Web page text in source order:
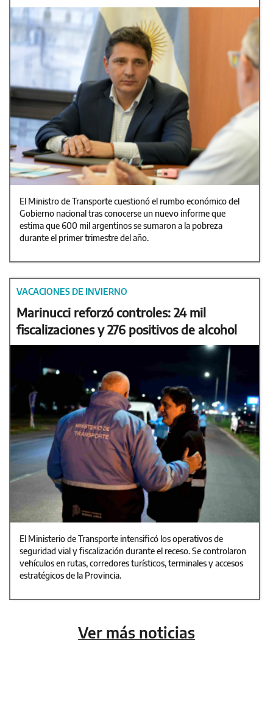
El Ministro de Transporte cuestionó el rumbo económico del
Gobierno nacional tras conocerse un nuevo informe que
estima que 600 mil argentinos se sumaron a la pobreza
durante el primer trimestre del año.
VACACIONES DE INVIERNO
Marinucci reforzó controles: 24 mil
fiscalizaciones y 276 positivos de alcohol
El Ministerio de Transporte intensificó los operativos de
seguridad vial y fiscalización durante el receso. Se controlaron
vehículos en rutas, corredores turísticos, terminales y accesos
estratégicos de la Provincia.
Ver más noticias